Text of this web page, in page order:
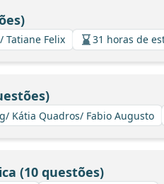
Tatiane Felix 31 horas de
Kátia Quadros/ Fabio Augusto
(10 questões)